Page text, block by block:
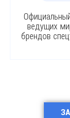
ведущих
брендов